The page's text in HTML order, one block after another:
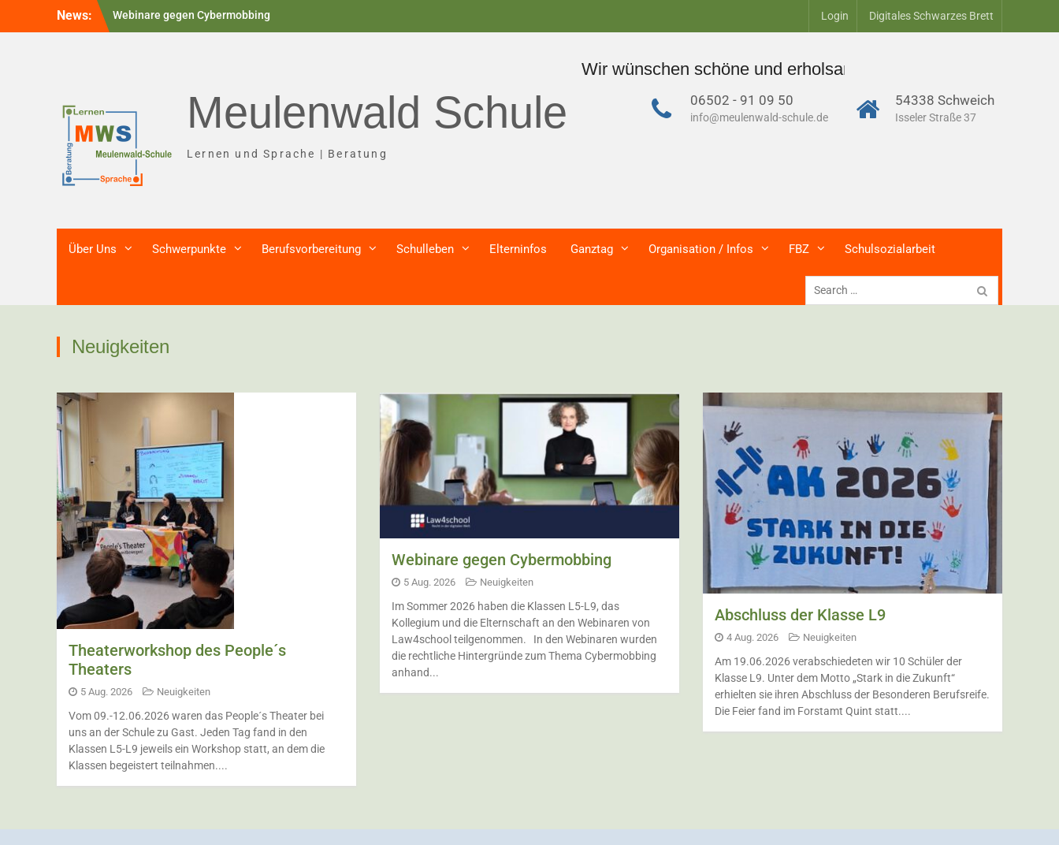
News:
Webinare gegen Cybermobbing
Abschluss der Klasse L9
Login Digitales Schwarzes Brett
Wir wünschen schöne und erholsame Sommerferien – alle
Meulenwald Schule
Lernen und Sprache | Beratung
06502 - 91 09 50
info@meulenwald-schule.de
54338 Schweich
Isseler Straße 37
Über Uns Schwerpunkte Berufsvorbereitung Schulleben Elterninfos Ganztag Organisation / Infos FBZ Schulsozialarbeit
Search
for:
Neuigkeiten
Theaterworkshop des People´s
Theaters
5 Aug. 2026 Neuigkeiten
Vom 09.-12.06.2026 waren das People´s Theater bei
uns an der Schule zu Gast. Jeden Tag fand in den
Klassen L5-L9 jeweils ein Workshop statt, an dem die
Klassen begeistert teilnahmen....
Webinare gegen Cybermobbing
5 Aug. 2026 Neuigkeiten
Im Sommer 2026 haben die Klassen L5-L9, das
Kollegium und die Elternschaft an den Webinaren von
Law4school teilgenommen. In den Webinaren wurden
die rechtliche Hintergründe zum Thema Cybermobbing
anhand...
Abschluss der Klasse L9
4 Aug. 2026 Neuigkeiten
Am 19.06.2026 verabschiedeten wir 10 Schüler der
Klasse L9. Unter dem Motto „Stark in die Zukunft“
erhielten sie ihren Abschluss der Besonderen Berufsreife.
Die Feier fand im Forstamt Quint statt....